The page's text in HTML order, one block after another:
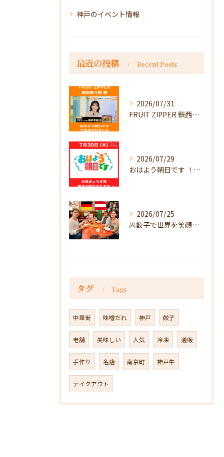
神戸のイベント情報
最近の投稿 Recent Posts
2026/07/31
FRUIT ZIPPER 鎮西寿々歌様が！
2026/07/29
おはよう朝日です ！で放送
2026/07/25
🥟餃子で世界を笑顔に🥟
タグ Tags
中華街 味噌だれ 神戸 餃子
老舗 美味しい 人気 冷凍 通販
手作り 名店 南京町 神戸牛
テイクアウト